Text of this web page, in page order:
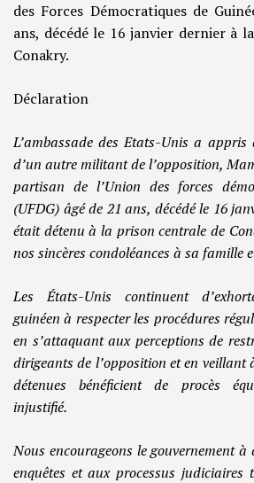
des Forces Démocratiques de
ans, décédé le 16 janvier dernier à
Conakry.
Déclaration
L’ambassade des Etats-Unis a
d’un autre militant de l’opposition,
partisan de l’Union des forces
(UFDG) âgé de 21 ans, décédé le 16
était détenu à la prison centrale de
nos sincères condoléances à sa famille
Les États-Unis continuent
guinéen à respecter les procédures
en s’attaquant aux perceptions de
dirigeants de l’opposition et en veillant
détenues bénéficient de procès
injustifié.
Nous encourageons le gouvernement
enquêtes et aux processus judiciaires